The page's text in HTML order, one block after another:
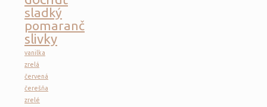
sladký
pomaranč
slivky
vanilka
zrelá
červená
čerešňa
zrelé